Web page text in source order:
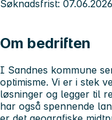
Søknadsfrist: 07.06.2026
Om bedriften
I Sandnes kommune
optimisme. Vi er i stek
løsninger og legger til
har også spennende